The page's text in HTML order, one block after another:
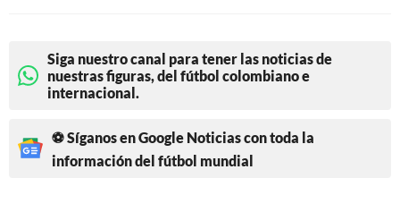
Siga nuestro canal para tener las noticias de
nuestras figuras, del fútbol colombiano e
internacional.
⚽ Síganos en Google Noticias con toda la
información del fútbol mundial